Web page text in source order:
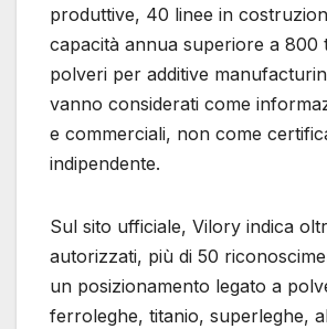
produttive, 40 linee in
capacità annua superiore a 800
polveri per additive
vanno considerati come
e commerciali, non come
indipendente.
Sul sito ufficiale, Vilory indica
autorizzati, più di 50
un posizionamento legato a
ferroleghe, titanio, superleghe,